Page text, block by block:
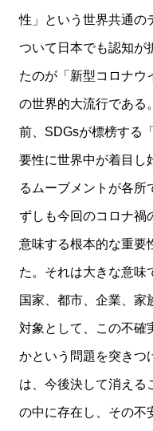
性」という世界共通の
ついて日本でも認知が
たのが「新型コロナウ
の世界的大流行である
前、SDGsが標榜する
要性に世界中が着目し
るムーブメントが各所
ずしも今回のコロナ禍
意味する根本的な重要
た。それは大きな意味
国家、都市、企業、家
対象として、この不確
かという問題を突きつ
は、今後決して消える
の中に存在し、その不